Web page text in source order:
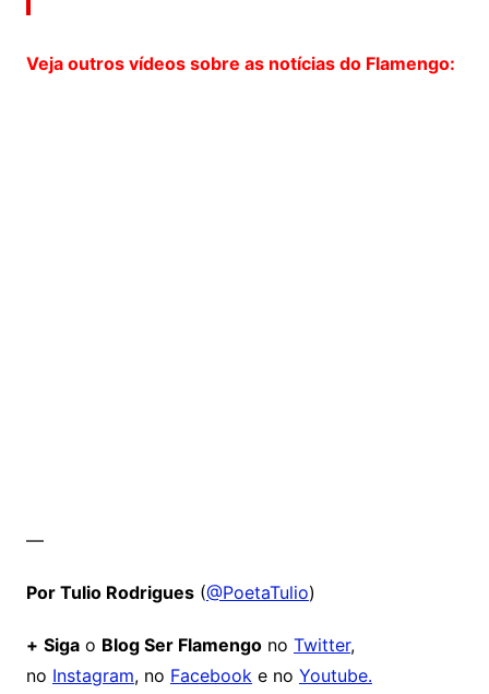
Veja outros vídeos sobre as notícias do Flamengo:
—
Por Tulio Rodrigues(@PoetaTulio)
+ Sigao Blog Ser Flamengono Twitter,
no Instagram, no Facebooke no Youtube.